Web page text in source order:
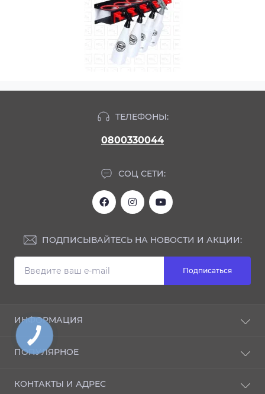
ТЕЛЕФОНЫ:
0800330044
СОЦ СЕТИ:
ПОДПИСЫВАЙТЕСЬ НА НОВОСТИ И АКЦИИ:
Подписаться
ИНФОРМАЦИЯ
Блог
Отзывы
Доставка и оплата
ПОПУЛЯРНОЕ
ИНТЕРЬЕР
КОНТАКТЫ И АДРЕС